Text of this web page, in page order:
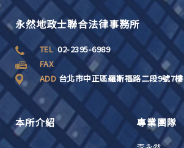
永然地政士聯合法律事務所
TEL02-2395-6989
FAX
ADD 台北市中正區羅斯福路二段9號7樓
本所介紹 專業團隊